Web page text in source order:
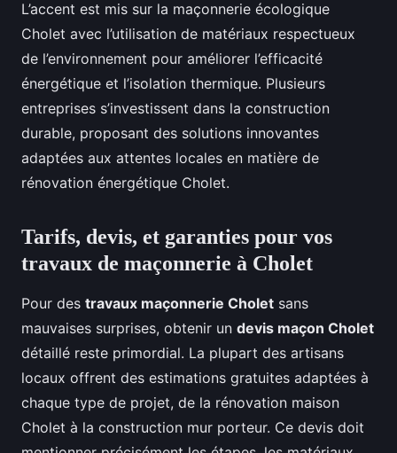
L’accent est mis sur la maçonnerie écologique
Cholet avec l’utilisation de matériaux respectueux
de l’environnement pour améliorer l’efficacité
énergétique et l’isolation thermique. Plusieurs
entreprises s’investissent dans la construction
durable, proposant des solutions innovantes
adaptées aux attentes locales en matière de
rénovation énergétique Cholet.
Tarifs, devis, et garanties pour vos
travaux de maçonnerie à Cholet
Pour des travaux maçonnerie Cholet sans
mauvaises surprises, obtenir un devis maçon Cholet
détaillé reste primordial. La plupart des artisans
locaux offrent des estimations gratuites adaptées à
chaque type de projet, de la rénovation maison
Cholet à la construction mur porteur. Ce devis doit